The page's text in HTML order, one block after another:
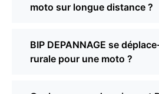
moto sur longue distance ?
BIP DEPANNAGE se
rurale pour une moto ?